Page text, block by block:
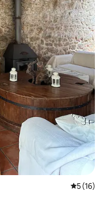
Prosječna
5 (16)